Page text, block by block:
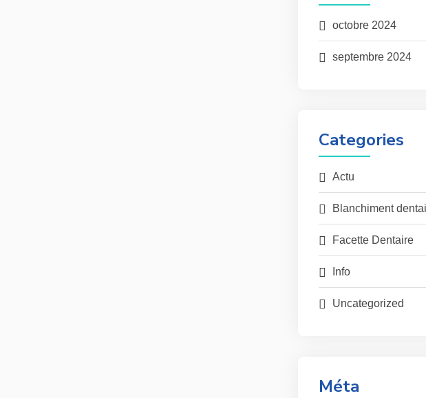
octobre 2024
septembre 2024
Categories
Actu
Blanchiment
Facette Dentaire
Info
Uncategorized
Méta